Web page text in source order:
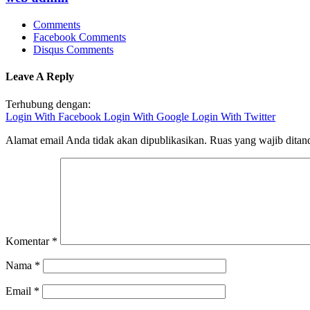
Comments
Facebook Comments
Disqus Comments
Leave A Reply
Terhubung dengan:
Login With Facebook Login With Google Login With Twitter
Alamat email Anda tidak akan dipublikasikan. Ruas yang wajib
Komentar *
Nama *
Email *